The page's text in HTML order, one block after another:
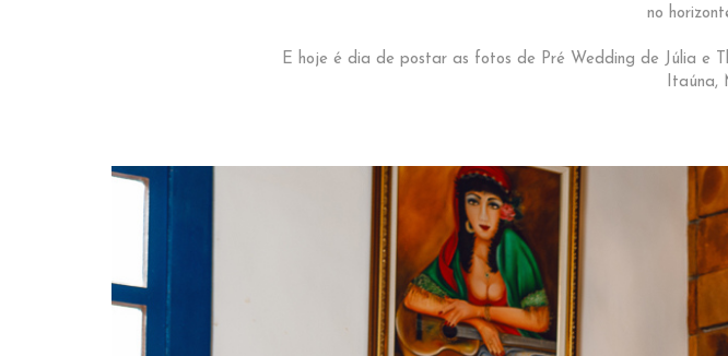
no
E hoje é dia de postar as fotos de Pré Wedding de Júlia e
Itaúna,